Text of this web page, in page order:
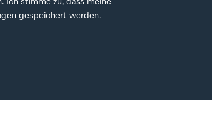
Ich stimme zu, dass meine
gespeichert werden.